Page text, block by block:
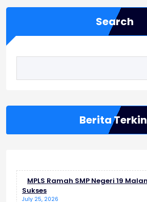
Search
Berita
MPLS Ramah SMP Negeri 19
Sukses
July 25, 2026